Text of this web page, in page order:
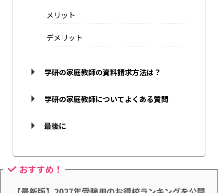
メリット
デメリット
学研の家庭教師の資料請求方法は？
学研の家庭教師についてよくある質問
最後に
おすすめ！